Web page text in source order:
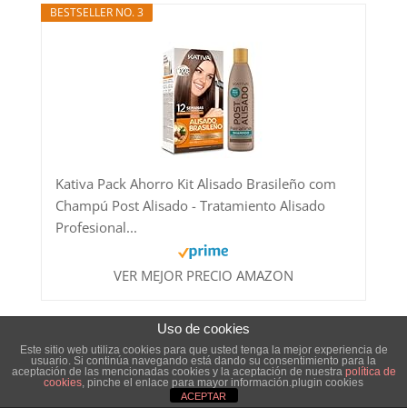
BESTSELLER NO. 3
Kativa Pack Ahorro Kit Alisado Brasileño com
Champú Post Alisado - Tratamiento Alisado
Profesional...
VER MEJOR PRECIO AMAZON
¿Quieres estar a la última en
Tendencias de Peinados?
Recibe en tu Mail
Uso de cookies
Este sitio web utiliza cookies para que usted tenga la mejor experiencia de
usuario. Si continúa navegando está dando su consentimiento para la
aceptación de las mencionadas cookies y la aceptación de nuestra política de
cookies, pinche el enlace para mayor información.plugin cookies
ACEPTAR